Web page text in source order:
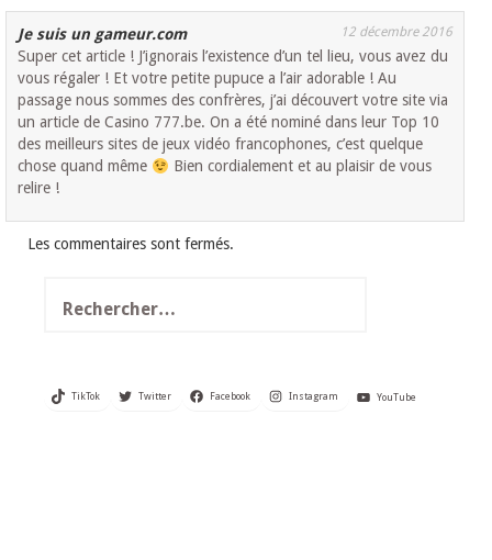
Je suis un gameur.com 12 décembre 2016
Super cet article ! J’ignorais l’existence d’un tel lieu, vous avez du
vous régaler ! Et votre petite pupuce a l’air adorable ! Au
passage nous sommes des confrères, j’ai découvert votre site via
un article de Casino 777.be. On a été nominé dans leur Top 10
des meilleurs sites de jeux vidéo francophones, c’est quelque
chose quand même
Bien cordialement et au plaisir de vous
relire !
Les commentaires sont fermés.
TikTok Twitter Facebook Instagram YouTube